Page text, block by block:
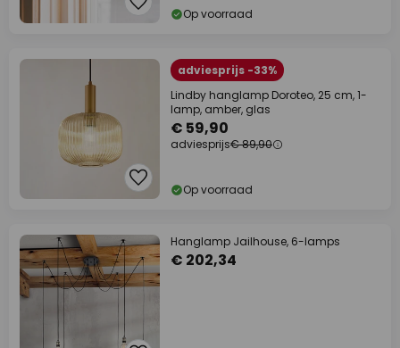
Op voorraad
adviesprijs -33%
Lindby hanglamp Doroteo, 25 cm, 1-
lamp, amber, glas
€ 59,90
adviesprijs€ 89,90
Op voorraad
Hanglamp Jailhouse, 6-lamps
€ 202,34